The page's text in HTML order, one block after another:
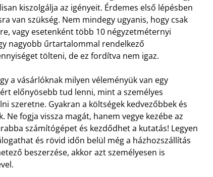
kiszolgálja az igényeit. Érdemes első lépésben
van szükség. Nem mindegy ugyanis, hogy csak
vagy esetenként több 10 négyzetméternyi
nagyobb űrtartalommal rendelkező
tölteni, de ez fordítva nem igaz.
a vásárlóknak milyen véleményük van egy
előnyösebb tud lenni, mint a személyes
szeretne. Gyakran a költségek kedvezőbbek és
fogja vissza magát, hanem vegye kezébe az
számítógépet és kezdődhet a kutatás! Legyen
és rövid időn belül még a házhozszállítás
beszerzése, akkor azt személyesen is